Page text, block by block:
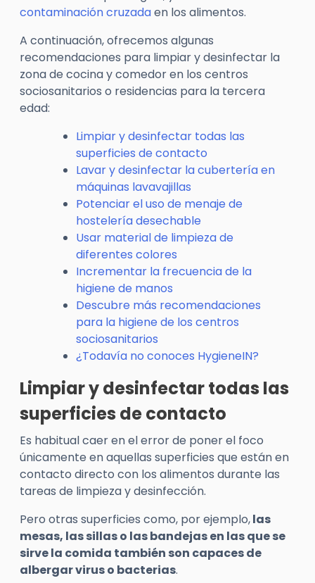
contaminación cruzadaen los alimentos.
A continuación, ofrecemos algunas
recomendaciones para limpiar y desinfectar la
zona de cocina y comedor en los centros
sociosanitarios o residencias para la tercera
edad:
Limpiar y desinfectar todas las
superficies de contacto
Lavar y desinfectar la cubertería en
máquinas lavavajillas
Potenciar el uso de menaje de
hostelería desechable
Usar material de limpieza de
diferentes colores
Incrementar la frecuencia de la
higiene de manos
Descubre más recomendaciones
para la higiene de los centros
sociosanitarios
¿Todavía no conoces HygieneIN?
Limpiar y desinfectar todas las
superficies de contacto
Es habitual caer en el error de poner el foco
únicamente en aquellas superficies que están en
contacto directo con los alimentos durante las
tareas de limpieza y desinfección.
Pero otras superficies como, por ejemplo,las
mesas, las sillas o las bandejas en las que se
sirve la comida también son capaces de
albergar virus o bacterias.